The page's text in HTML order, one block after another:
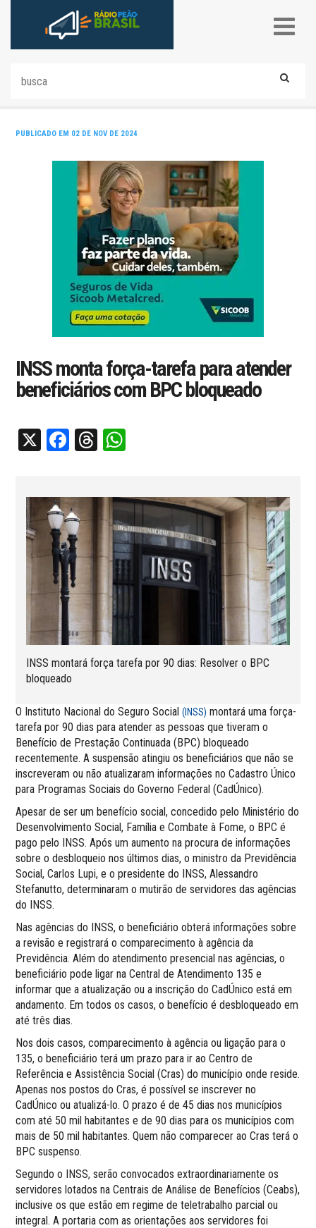
PUBLICADO EM 02 DE NOV DE 2024
INSS monta força-tarefa para atender
beneficiários com BPC bloqueado
X Facebook
Threads
INSS montará força tarefa por 90 dias: Resolver o BPC
bloqueado
O Instituto Nacional do Seguro Social(INSS) montará uma força-
tarefa por 90 dias para atender as pessoas que tiveram o
Benefício de Prestação Continuada (BPC) bloqueado
recentemente. A suspensão atingiu os beneficiários que não se
inscreveram ou não atualizaram informações no Cadastro Único
para Programas Sociais do Governo Federal (CadÚnico).
Apesar de ser um benefício social, concedido pelo Ministério do
Desenvolvimento Social, Família e Combate à Fome, o BPC é
pago pelo INSS. Após um aumento na procura de informações
sobre o desbloqueio nos últimos dias, o ministro da Previdência
Social, Carlos Lupi, e o presidente do INSS, Alessandro
Stefanutto, determinaram o mutirão de servidores das agências
do INSS.
Nas agências do INSS, o beneficiário obterá informações sobre
a revisão e registrará o comparecimento à agência da
Previdência. Além do atendimento presencial nas agências, o
beneficiário pode ligar na Central de Atendimento 135 e
informar que a atualização ou a inscrição do CadÚnico está em
andamento. Em todos os casos, o benefício é desbloqueado em
até três dias.
Nos dois casos, comparecimento à agência ou ligação para o
135, o beneficiário terá um prazo para ir ao Centro de
Referência e Assistência Social (Cras) do município onde reside.
Apenas nos postos do Cras, é possível se inscrever no
CadÚnico ou atualizá-lo. O prazo é de 45 dias nos municípios
com até 50 mil habitantes e de 90 dias para os municípios com
mais de 50 mil habitantes. Quem não comparecer ao Cras terá o
BPC suspenso.
Segundo o INSS, serão convocados extraordinariamente os
servidores lotados na Centrais de Análise de Benefícios (Ceabs),
inclusive os que estão em regime de teletrabalho parcial ou
integral. A portaria com as orientações aos servidores foi